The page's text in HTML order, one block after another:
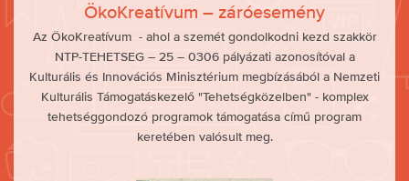
ÖkoKreatívum – záróesemény
Az ÖkoKreatívum - ahol a szemét gondolkodni kezd szakkör
NTP-TEHETSEG – 25 – 0306 pályázati azonosítóval a
Kulturális és Innovációs Minisztérium megbízásából a Nemzeti
Kulturális Támogatáskezelő "Tehetségközelben" - komplex
tehetséggondozó programok támogatása című program
keretében valósult meg.